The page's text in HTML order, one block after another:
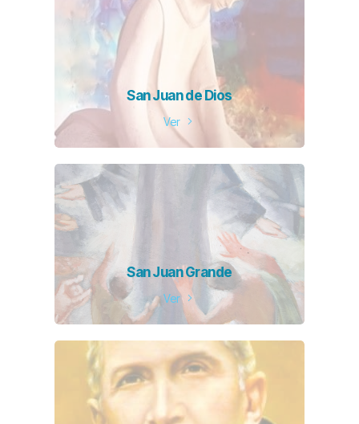
San Juan de Dios
Ver
San Juan Grande
Ver